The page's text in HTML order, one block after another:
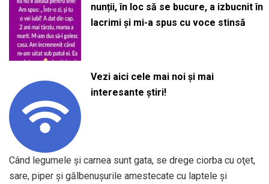
nunții, în loc să se bucure, a izbucnit în
lacrimi și mi-a spus cu voce stinsă
Vezi aici cele mai noi și mai
interesante știri!
Când legumele şi carnea sunt gata, se drege ciorba cu oţet,
sare, piper şi gălbenuşurile amestecate cu laptele şi